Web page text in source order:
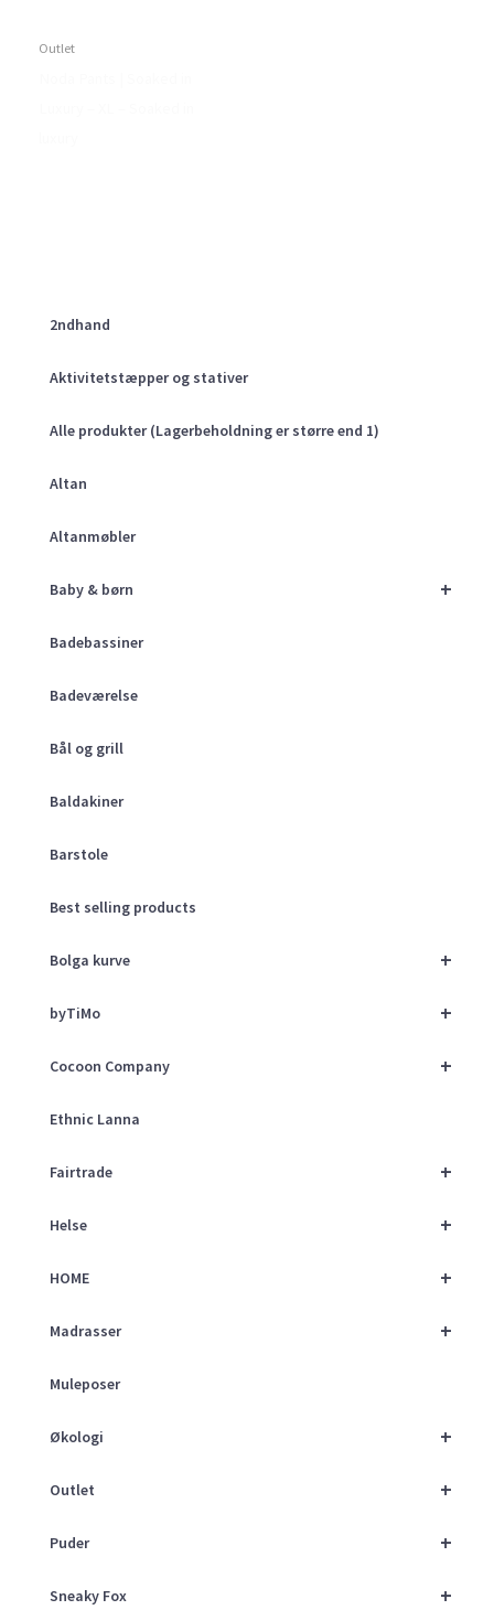
2ndhand
Aktivitetstæpper og stativer
Alle produkter (Lagerbeholdning er større end 1)
Altan
Altanmøbler
+
Baby & børn
Badebassiner
Badeværelse
Bål og grill
Baldakiner
Barstole
Best selling products
+
Bolga kurve
+
byTiMo
+
Cocoon Company
Ethnic Lanna
+
Fairtrade
+
Helse
+
HOME
+
Madrasser
Muleposer
+
Økologi
+
Outlet
+
Puder
+
Sneaky Fox
Outlet